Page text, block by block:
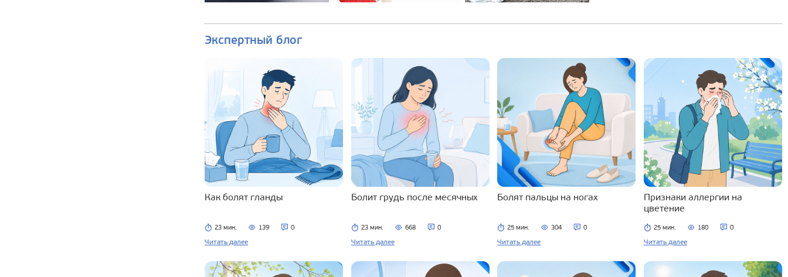
Экспертный блог
Как болят гланды
23 мин. 139 0
Читать далее
Болит грудь после месячных
23 мин. 668 0
Читать далее
Болят пальцы на ногах
25 мин. 304 0
Читать далее
Признаки аллергии на
цветение
25 мин. 180 0
Читать далее